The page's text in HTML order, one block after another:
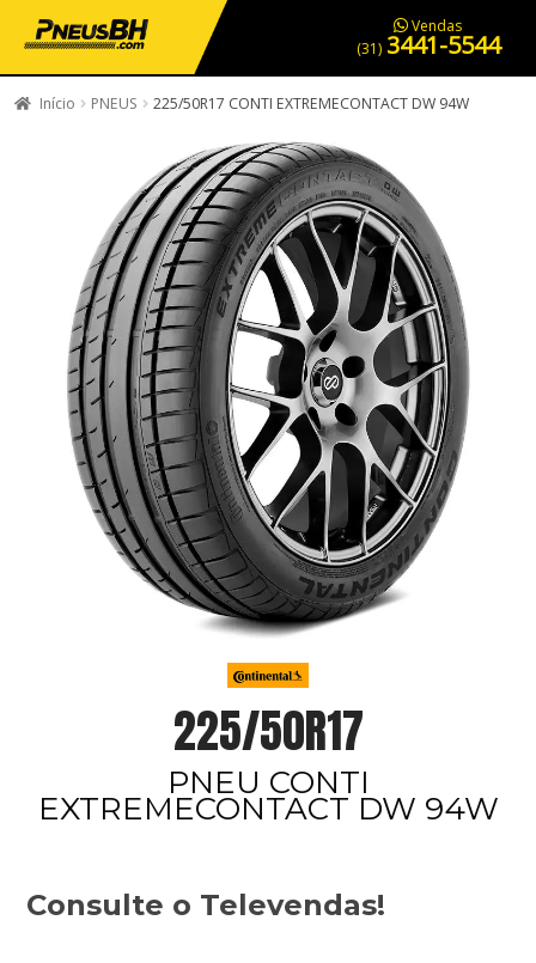
PNEUS EM OFERTA SERVIÇOS AUTOMOTIVOS NOSSA LOJA
Vendas
(31) 3441-5544
Início PNEUS 225/50R17 CONTI EXTREMECONTACT DW 94W
225/50R17
PNEU CONTI
EXTREMECONTACT DW 94W
Consulte o Televendas!